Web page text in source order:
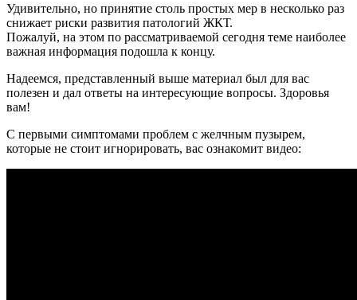
Удивительно, но принятие столь простых мер в несколько раз
снижает риски развития патологий ЖКТ.
Пожалуй, на этом по рассматриваемой сегодня теме наиболее
важная информация подошла к концу.
Надеемся, представленный выше материал был для вас
полезен и дал ответы на интересующие вопросы. Здоровья
вам!
C первыми симптомами проблем с желчным пузырем,
которые не стоит игнорировать, вас ознакомит видео: